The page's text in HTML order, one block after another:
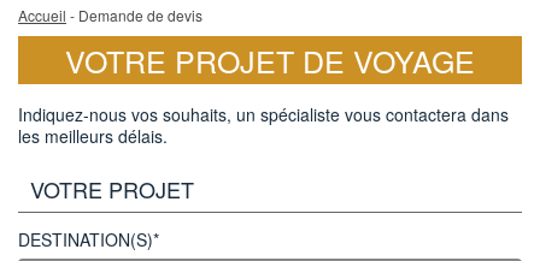
Accueil - Demande de devis
VOTRE PROJET DE VOYAGE
Indiquez-nous vos souhaits, un spécialiste vous contactera dans
les meilleurs délais.
VOTRE PROJET
DESTINATION(S)*